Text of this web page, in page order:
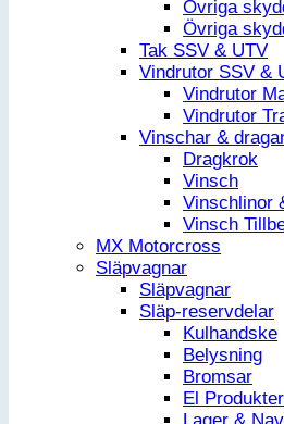
Övriga
Övriga
Tak SSV & UTV
Vindrutor SSV &
Vindrutor
Vindrutor
Vinschar &
Dragkrok
Vinsch
Vinschlinor
Vinsch
MX Motorcross
Släpvagnar
Släpvagnar
Släp-reservdelar
Kulhandske
Belysning
Bromsar
El Produkter